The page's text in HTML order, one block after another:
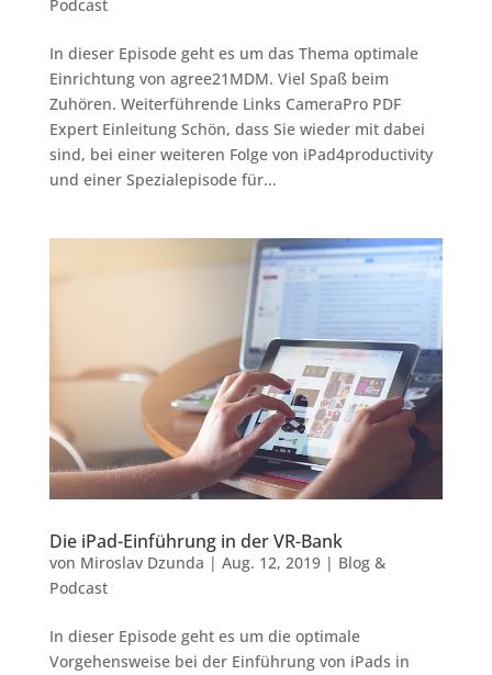
Podcast
In dieser Episode geht es um das Thema optimale
Einrichtung von agree21MDM. Viel Spaß beim
Zuhören. Weiterführende Links CameraPro PDF
Expert Einleitung Schön, dass Sie wieder mit dabei
sind, bei einer weiteren Folge von iPad4productivity
und einer Spezialepisode für...
Die iPad-Einführung in der VR-Bank
von Miroslav Dzunda | Aug. 12, 2019| Blog &
Podcast
In dieser Episode geht es um die optimale
Vorgehensweise bei der Einführung von iPads in